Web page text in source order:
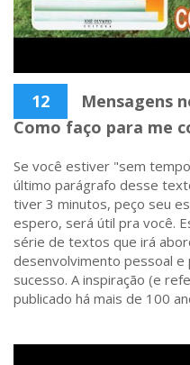
12
Mensagens
Como faço para me
Se você estiver "sem
último parágrafo desse
tiver 3 minutos, peço seu
espero, será útil pra você.
série de textos que irá
desenvolvimento pessoal
sucesso. A inspiração (e
publicado há mais de 100